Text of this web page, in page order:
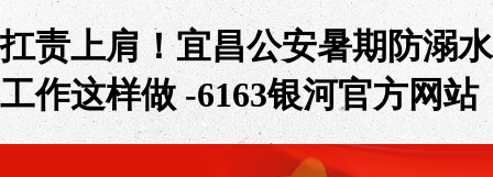
扛责上肩！宜昌公安暑期防溺水
工作这样做 -6163银河官方网站